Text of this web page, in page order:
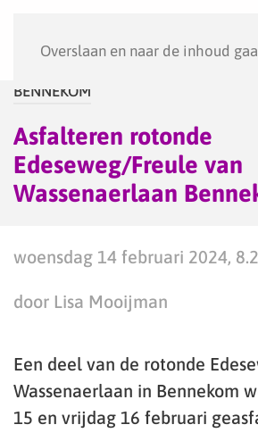
Overslaan en naar de inhoud
BENNEKOM
Asfalteren rotonde
Edeseweg/Freule van
Wassenaerlaan
woensdag 14 februari 2024,
door Lisa Mooijman
Een deel van de rotonde
Wassenaerlaan in Bennekom
15 en vrijdag 16 februari